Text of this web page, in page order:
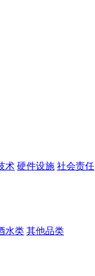
术 硬件设施 社会责任
水类 其他品类